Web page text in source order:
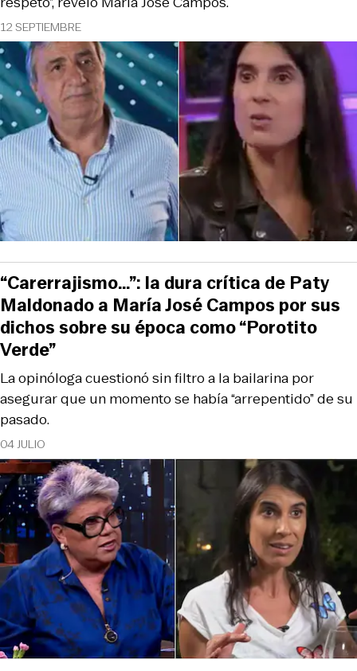
12 SEPTIEMBRE
04 JULIO
La opinóloga cuestionó sin filtro a la bailarina por
asegurar que un momento se había “arrepentido” de su
pasado.
“Carerrajismo…”: la dura crítica de Paty
Maldonado a María José Campos por sus
dichos sobre su época como “Porotito
Verde”